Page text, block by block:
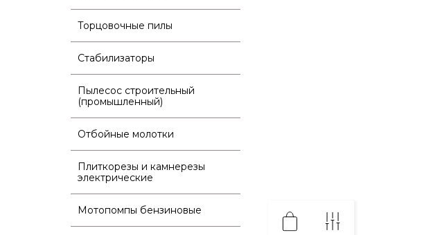
Торцовочные пилы
Стабилизаторы
Пылесос строительный
(промышленный)
Отбойные молотки
Плиткорезы и камнерезы
электрические
Мотопомпы бензиновые